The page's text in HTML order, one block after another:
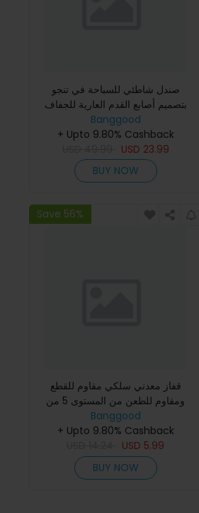
صندل شاطئي للسباحة في تنجو
بتصميم أصابع القدم العارية للجفاف
السريع غير الانزلاقة للتنفس رياضة
رياضات الماء
Banggood
+ Upto 9.80% Cashback
USD 23.99
BUY NOW
Save 56%
قفاز معدني سلكي مقاوم للقطع
ومقاوم للطعن من المستوى 5 من
لفتح المحار وزراعة الأمان
Banggood
+ Upto 9.80% Cashback
USD 5.99
BUY NOW